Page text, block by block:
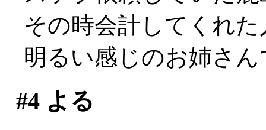
その時会計してくれ
明るい感じのお姉さ
#4よる